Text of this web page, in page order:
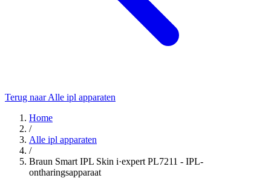
Terug naar Alle ipl apparaten
Home
/
Alle ipl apparaten
/
Braun Smart IPL Skin i·expert PL7211 - IPL-
ontharingsapparaat